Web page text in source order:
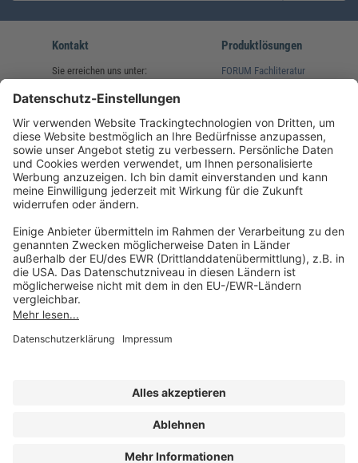
Kontakt
Sie erreichen uns unter:
(08233) 38 11 23
service@forum-verlag.com
Mo-Do 07:30 - 17:00 Uhr
Fr 07:30 - 15:00 Uhr
Produktlösungen
FORUM Fachliteratur
Folgen Sie uns
Impressum
Datenschutz
AGB und Lizenzbedingungen
Erklärung zur Barrierefreiheit